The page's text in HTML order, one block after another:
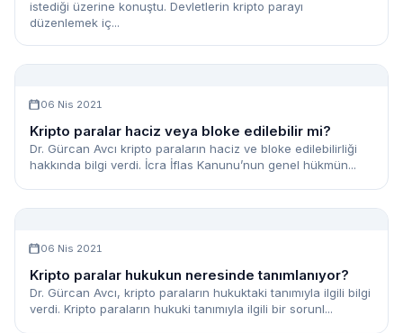
istediği üzerine konuştu. Devletlerin kripto parayı
düzenlemek iç...
06 Nis 2021
Kripto paralar haciz veya bloke edilebilir mi?
Dr. Gürcan Avcı kripto paraların haciz ve bloke edilebilirliği
hakkında bilgi verdi. İcra İflas Kanunu’nun genel hükmün...
06 Nis 2021
Kripto paralar hukukun neresinde tanımlanıyor?
Dr. Gürcan Avcı, kripto paraların hukuktaki tanımıyla ilgili bilgi
verdi. Kripto paraların hukuki tanımıyla ilgili bir sorunl...